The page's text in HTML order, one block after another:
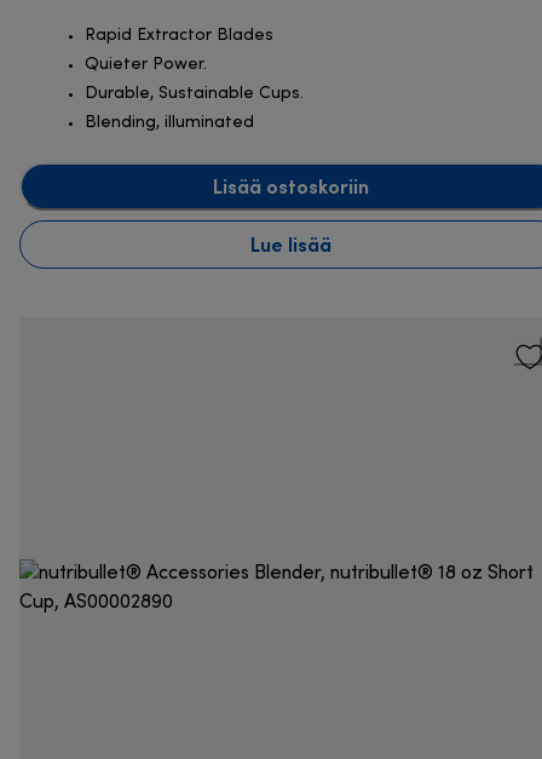
Rapid Extractor Blades
Quieter Power.
Durable, Sustainable Cups.
Blending, illuminated
Lisää ostoskoriin
Lue lisää